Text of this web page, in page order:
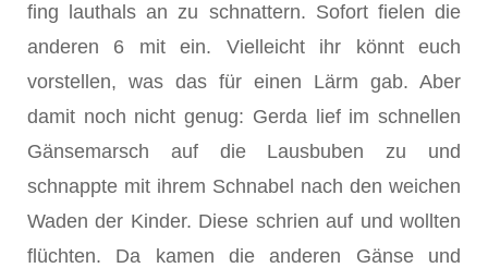
fing lauthals an zu schnattern. Sofort fielen die
anderen 6 mit ein. Vielleicht ihr könnt euch
vorstellen, was das für einen Lärm gab. Aber
damit noch nicht genug: Gerda lief im schnellen
Gänsemarsch auf die Lausbuben zu und
schnappte mit ihrem Schnabel nach den weichen
Waden der Kinder. Diese schrien auf und wollten
flüchten. Da kamen die anderen Gänse und